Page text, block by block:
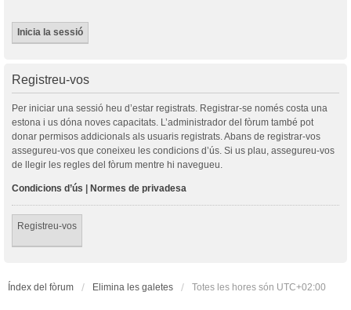
Registreu-vos
Per iniciar una sessió heu d’estar registrats. Registrar-se només costa una
estona i us dóna noves capacitats. L’administrador del fòrum també pot
donar permisos addicionals als usuaris registrats. Abans de registrar-vos
assegureu-vos que coneixeu les condicions d’ús. Si us plau, assegureu-vos
de llegir les regles del fòrum mentre hi navegueu.
Condicions d’ús | Normes de privadesa
Registreu-vos
Índex del fòrum Elimina les galetes Totes les hores són UTC+02:00